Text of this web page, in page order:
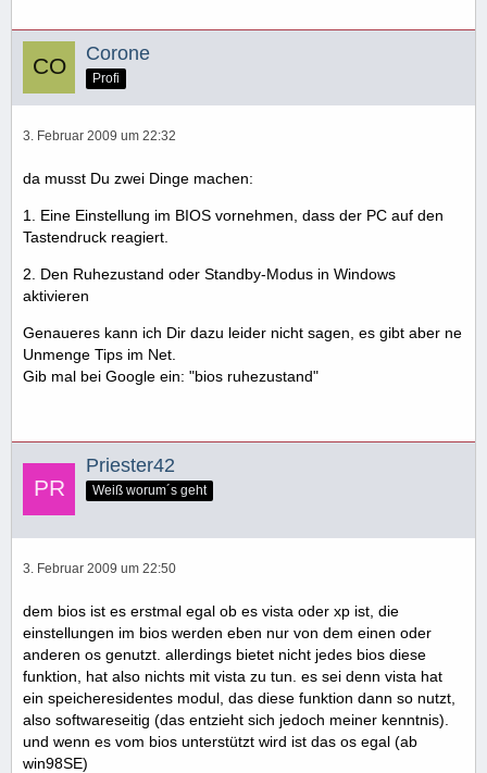
Corone
Profi
3. Februar 2009 um 22:32
da musst Du zwei Dinge machen:
1. Eine Einstellung im BIOS vornehmen, dass der PC auf den
Tastendruck reagiert.
2. Den Ruhezustand oder Standby-Modus in Windows
aktivieren
Genaueres kann ich Dir dazu leider nicht sagen, es gibt aber ne
Unmenge Tips im Net.
Gib mal bei Google ein: "bios ruhezustand"
Priester42
Weiß worum´s geht
3. Februar 2009 um 22:50
dem bios ist es erstmal egal ob es vista oder xp ist, die
einstellungen im bios werden eben nur von dem einen oder
anderen os genutzt. allerdings bietet nicht jedes bios diese
funktion, hat also nichts mit vista zu tun. es sei denn vista hat
ein speicheresidentes modul, das diese funktion dann so nutzt,
also softwareseitig (das entzieht sich jedoch meiner kenntnis).
und wenn es vom bios unterstützt wird ist das os egal (ab
win98SE)